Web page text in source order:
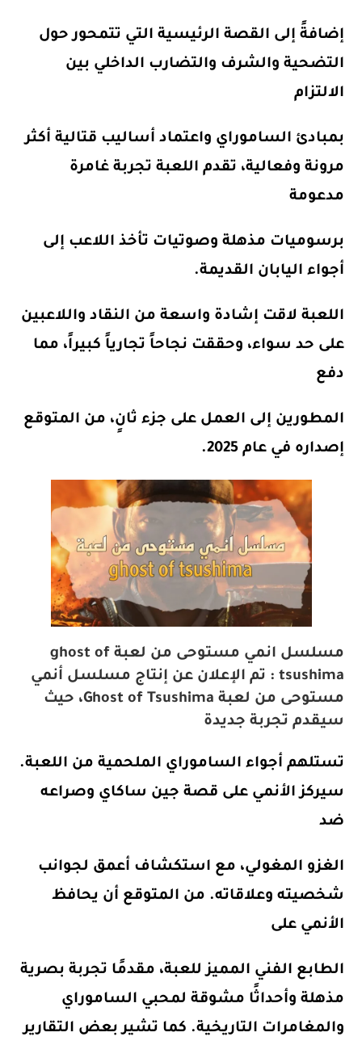
إضافةً إلى القصة الرئيسية التي تتمحور حول
التضحية والشرف والتضارب الداخلي بين
الالتزام
بمبادئ الساموراي واعتماد أساليب قتالية أكثر
مرونة وفعالية، تقدم اللعبة تجربة غامرة
مدعومة
برسوميات مذهلة وصوتيات تأخذ اللاعب إلى
أجواء اليابان القديمة.
اللعبة لاقت إشادة واسعة من النقاد واللاعبين
على حد سواء، وحققت نجاحاً تجارياً كبيراً، مما
دفع
المطورين إلى العمل على جزء ثانٍ، من المتوقع
إصداره في عام 2025.
مسلسل انمي مستوحى من لعبة ghost of
tsushima : تم الإعلان عن
إنتاج مسلسل أنمي
مستوحى من لعبة Ghost of Tsushima
، حيث
سيقدم تجربة جديدة
تستلهم أجواء الساموراي الملحمية من اللعبة.
سيركز الأنمي على قصة جين ساكاي وصراعه
ضد
الغزو المغولي، مع استكشاف أعمق لجوانب
شخصيته وعلاقاته. من المتوقع أن يحافظ
الأنمي على
الطابع الفني المميز للعبة، مقدمًا تجربة بصرية
مذهلة وأحداثًا مشوقة لمحبي الساموراي
والمغامرات التاريخية. كما تشير بعض التقارير